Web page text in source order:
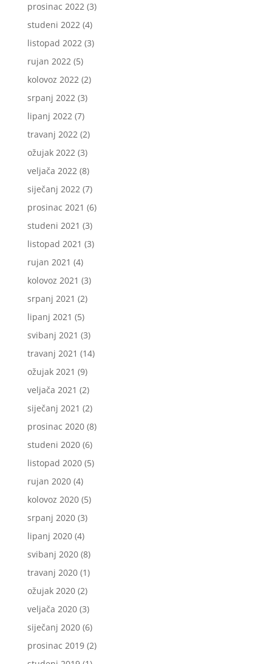
prosinac 2022(3)
studeni 2022(4)
listopad 2022(3)
rujan 2022(5)
kolovoz 2022(2)
srpanj 2022(3)
lipanj 2022(7)
travanj 2022(2)
ožujak 2022(3)
veljača 2022(8)
siječanj 2022(7)
prosinac 2021 (6)
studeni 2021 (3)
listopad 2021 (3)
rujan 2021 (4)
kolovoz 2021 (3)
srpanj 2021 (2)
lipanj 2021 (5)
svibanj 2021 (3)
travanj 2021 (14)
ožujak 2021 (9)
veljača 2021 (2)
siječanj 2021 (2)
prosinac 2020(8)
studeni 2020(6)
listopad 2020(5)
rujan 2020(4)
kolovoz 2020(5)
srpanj 2020(3)
lipanj 2020(4)
svibanj 2020(8)
travanj 2020(1)
ožujak 2020(2)
veljača 2020(3)
siječanj 2020(6)
prosinac 2019(2)